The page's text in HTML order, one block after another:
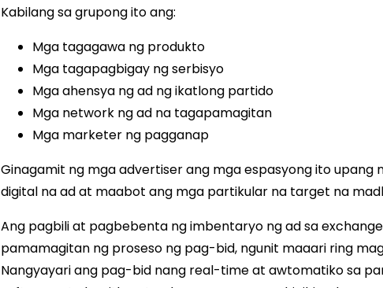
Kabilang sa grupong ito ang:
Mga tagagawa ng produkto
Mga tagapagbigay ng serbisyo
Mga ahensya ng ad ng ikatlong partido
Mga network ng ad na tagapamagitan
Mga marketer ng pagganap
Ginagamit ng mga advertiser ang mga espasyong ito
digital na ad at maabot ang mga partikular na target na
Ang pagbili at pagbebenta ng imbentaryo ng ad sa
pamamagitan ng proseso ng pag-bid, ngunit maaari ring
Nangyayari ang pag-bid nang real-time at awtomatiko sa